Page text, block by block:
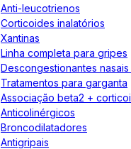
Anti-leucotrienos
Corticoides inalatórios
Xantinas
Linha completa para gripes
Descongestionantes
Tratamentos para garganta
Associação beta2 +
Anticolinérgicos
Broncodilatadores
Antigripais